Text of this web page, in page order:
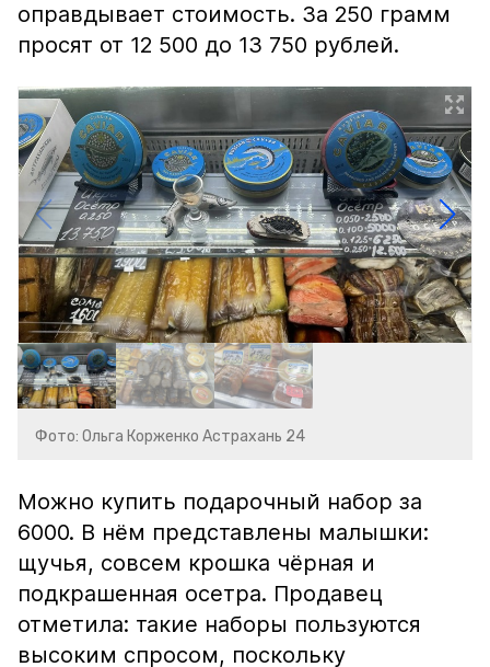
оправдывает стоимость. За 250 грамм
просят от 12 500 до 13 750 рублей.
Фото: Ольга Корженко Астрахань 24
Можно купить подарочный набор за
6000. В нём представлены малышки:
щучья, совсем крошка чёрная и
подкрашенная осетра. Продавец
отметила: такие наборы пользуются
высоким спросом, поскольку